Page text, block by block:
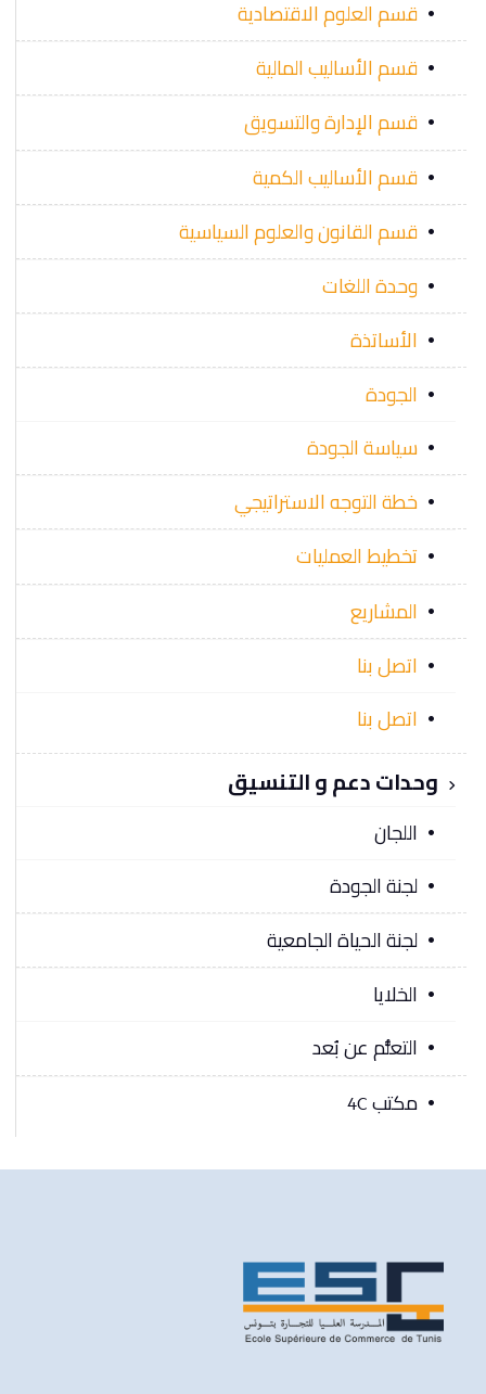
قسم العلوم الاقتصادية
قسم الأساليب المالية
قسم الإدارة والتسويق
قسم الأساليب الكمية
قسم القانون والعلوم السياسية
وحدة اللغات
الأساتذة
الجودة
سياسة الجودة
خطة التوجه الاستراتيجي
تخطيط العمليات
المشاريع
اتصل بنا
اتصل بنا
وحدات دعم و التنسيق
اللجان
لجنة الجودة
لجنة الحياة الجامعية
الخلايا
التعلُّم عن بُعد
مكتب 4C